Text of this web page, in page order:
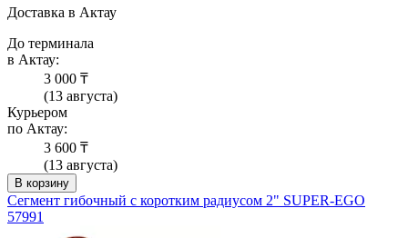
Доставка в Актау
До терминала
в Актау:
3 000 ₸
(13 августа)
Курьером
по Актау:
3 600 ₸
(13 августа)
В корзину
Сегмент гибочный с коротким радиусом 2" SUPER-EGO
57991